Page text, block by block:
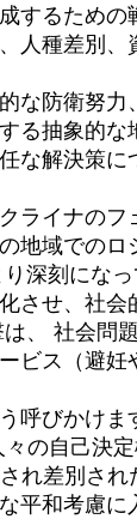
するため
人種差別
防衛努
る抽象的
な解決策
イナの
域での
深刻にな
させ、社
、 社会
ビス（避
びかけま
の自己
れ差別さ
平和考慮に